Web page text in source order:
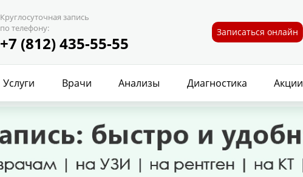
Круглосуточная запись
по телефону:
+7 (812) 435-55-55
Записаться онлайн
Услуги Врачи Анализы Диагностика Акции